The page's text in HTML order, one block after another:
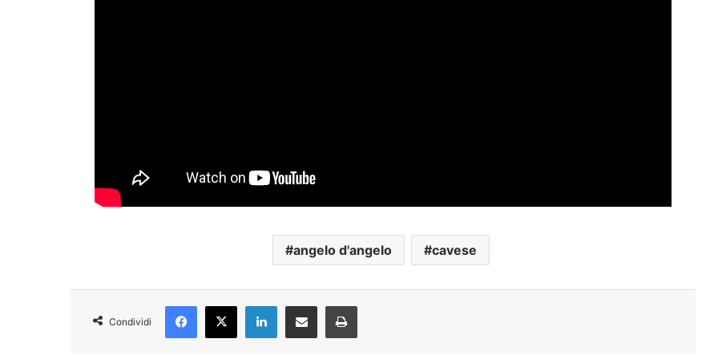
angelo d'angelo cavese
Condividi
Facebook
X LinkedIn
Condividi via EmailStampa